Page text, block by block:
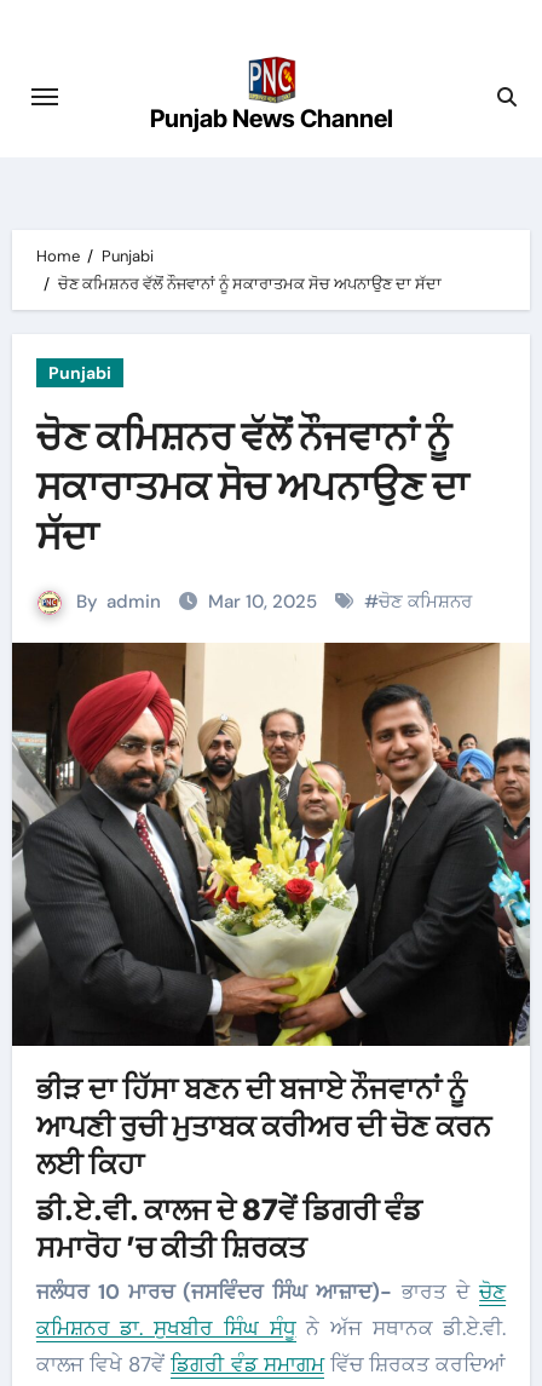
content
Punjab News Channel
Home
Punjabi
ਚੋਣ ਕਮਿਸ਼ਨਰ ਵੱਲੋਂ ਨੌਜਵਾਨਾਂ ਨੂੰ ਸਕਾਰਾਤਮਕ ਸੋਚ ਅਪਨਾਉਣ ਦਾ ਸੱਦਾ
Punjabi
ਚੋਣ ਕਮਿਸ਼ਨਰ ਵੱਲੋਂ ਨੌਜਵਾਨਾਂ ਨੂੰ
ਸਕਾਰਾਤਮਕ ਸੋਚ ਅਪਨਾਉਣ ਦਾ
ਸੱਦਾ
By admin Mar 10, 2025 #ਚੋਣ ਕਮਿਸ਼ਨਰ
ਭੀੜ ਦਾ ਹਿੱਸਾ ਬਣਨ ਦੀ ਬਜਾਏ ਨੌਜਵਾਨਾਂ ਨੂੰ
ਆਪਣੀ ਰੁਚੀ ਮੁਤਾਬਕ ਕਰੀਅਰ ਦੀ ਚੋਣ ਕਰਨ
ਲਈ ਕਿਹਾ
ਡੀ.ਏ.ਵੀ. ਕਾਲਜ ਦੇ 87ਵੇਂ ਡਿਗਰੀ ਵੰਡ
ਸਮਾਰੋਹ ’ਚ ਕੀਤੀ ਸ਼ਿਰਕਤ
ਜਲੰਧਰ 10 ਮਾਰਚ (ਜਸਵਿੰਦਰ ਸਿੰਘ ਆਜ਼ਾਦ)- ਭਾਰਤ ਦੇਚੋਣ
ਕਮਿਸ਼ਨਰ ਡਾ. ਸੁਖਬੀਰ ਸਿੰਘ ਸੰਧੂਨੇ ਅੱਜ ਸਥਾਨਕ ਡੀ.ਏ.ਵੀ.
ਕਾਲਜ ਵਿਖੇ 87ਵੇਂਡਿਗਰੀ ਵੰਡ ਸਮਾਗਮਵਿੱਚ ਸ਼ਿਰਕਤ ਕਰਦਿਆਂ